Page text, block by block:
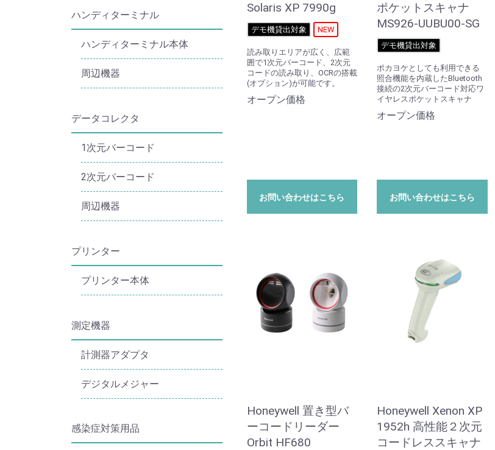
ハンディターミナル
ハンディターミナル本体
周辺機器
データコレクタ
1次元バーコード
2次元バーコード
周辺機器
プリンター
プリンター本体
測定機器
計測器アダプタ
デジタルメジャー
感染症対策用品
Solaris XP 7990g
デモ機貸出対象 NEW
読み取りエリアが広く、広範
囲で1次元バーコード、2次元
コードの読み取り、OCRの搭載
(オプション)が可能です。
オープン価格
お問い合わせはこちら
ポケットスキャナ
MS926-UUBU00-SG
デモ機貸出対象
ポカヨケとしても利用できる
照合機能を内蔵したBluetooth
接続の2次元バーコード対応ワ
イヤレスポケットスキャナ
オープン価格
お問い合わせはこちら
Honeywell 置き型バ
ーコードリーダー
Orbit HF680
Honeywell Xenon XP
1952h 高性能２次元
コードレススキャナ